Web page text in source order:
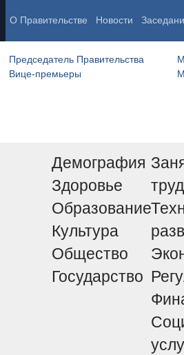
О Правительстве Новости
Председатель Правительства
Вице-премьеры
Демография
Здоровье
Образование
Культура
Общество
Государство
труд